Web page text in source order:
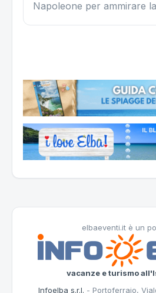
Napoleone per ammirare
elbaeventi.it è un
vacanze e turismo
Infoelba s.r.l. - Portoferraio,